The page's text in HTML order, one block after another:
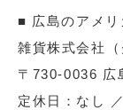
■ 広島のアメ
雑貨株式会社（
〒730-0036 広
定休日：なし